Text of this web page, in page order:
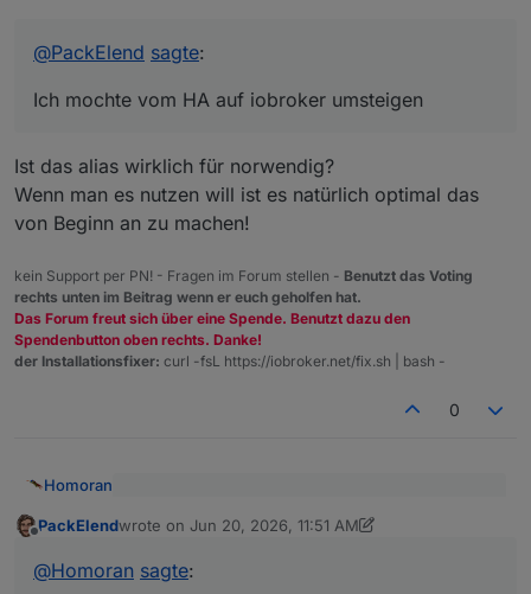
@PackElend sagte:
Ich mochte vom HA auf iobroker umsteigen
Ist das alias wirklich für norwendig?
Wenn man es nutzen will ist es natürlich optimal das
von Beginn an zu machen!
kein Support per PN! - Fragen im Forum stellen - Benutzt das Voting
rechts unten im Beitrag wenn er euch geholfen hat.
Das Forum freut sich über eine Spende. Benutzt dazu den
Spendenbutton oben rechts. Danke!
der Installationsfixer: curl -fsL https://iobroker.net/fix.sh | bash -
0
Homoran
ausfüllen fertig
PackElendwrote on Jun 20, 2026, 11:51 AM
last edited by PackElend Jun 20, 2026, 10:54 PM
@Homoran sagte: